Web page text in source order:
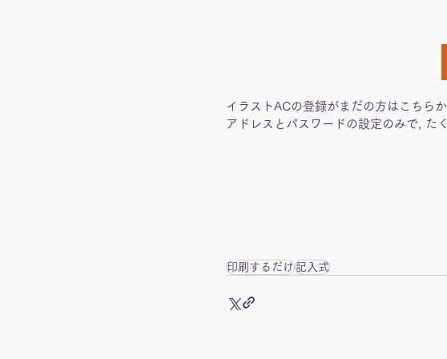
イラストACの登録がまだの方はこちら
アドレスとパスワードの設定のみで, た
印刷するだけ記入式